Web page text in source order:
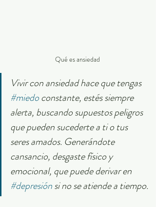
Qué es ansiedad
Vivir con ansiedad hace que tengas
#miedo constante, estés siempre
alerta, buscando supuestos peligros
que pueden sucederte a ti o tus
seres amados. Generándote
cansancio, desgaste físico y
emocional, que puede derivar en
#depresión si no se atiende a tiempo.